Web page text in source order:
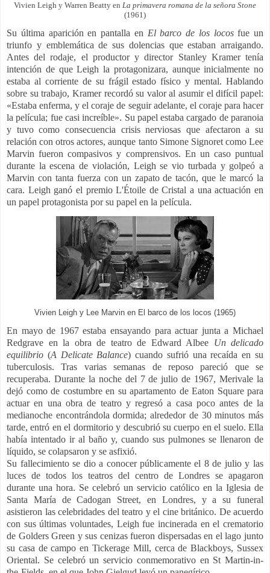
Vivien Leigh y Warren Beatty en La primavera romana de la señora Stone
(1961)
Su última aparición en pantalla en El barco de los locosfue un
triunfo y emblemática de sus dolencias que estaban arraigando.
Antes del rodaje, el productor y director Stanley Kramer tenía
intención de que Leigh la protagonizara, aunque inicialmente no
estaba al corriente de su frágil estado físico y mental.​ Hablando
sobre su trabajo, Kramer recordó su valor al asumir el difícil papel:
«Estaba enferma, y el coraje de seguir adelante, el coraje para hacer
la película; fue casi increíble». Su papel estaba cargado de paranoia
y tuvo como consecuencia crisis nerviosas que afectaron a su
relación con otros actores, aunque tanto Simone Signoret como Lee
Marvin fueron compasivos y comprensivos. En un caso puntual
durante la escena de violación, Leigh se vio turbada y golpeó a
Marvin con tanta fuerza con un zapato de tacón, que le marcó la
cara.​ Leigh ganó el premio L'Étoile de Cristal a una actuación en
un papel protagonista por su papel en la película.
Vivien Leigh y Lee Marvin en El barco de los locos (1965)
En mayo de 1967 estaba ensayando para actuar junta a Michael
Redgrave en la obra de teatro de Edward Albee Un delicado
equilibrio (A Delicate Balance) cuando sufrió una recaída en su
tuberculosis. Tras varias semanas de reposo pareció que se
recuperaba. Durante la noche del 7 de julio de 1967, Merivale la
dejó como de costumbre en su apartamento de Eaton Square para
actuar en una obra de teatro y regresó a casa poco antes de la
medianoche encontrándola dormida; alrededor de 30 minutos más
tarde, entró en el dormitorio y descubrió su cuerpo en el suelo. Ella
había intentado ir al baño y, cuando sus pulmones se llenaron de
líquido, se colapsaron y se asfixió.
Su fallecimiento se dio a conocer públicamente el 8 de julio y las
luces de todos los teatros del centro de Londres se apagaron
durante una hora. Se celebró un servicio católico en la Iglesia de
Santa María de Cadogan Street, en Londres, y a su funeral
asistieron las celebridades del teatro y el cine británico. De acuerdo
con sus últimas voluntades, Leigh fue incinerada en el crematorio
de Golders Green y sus cenizas fueron dispersadas en el lago junto
su casa de campo en Tickerage Mill, cerca de Blackboys, Sussex
Oriental. Se celebró un servicio conmemorativo en St Martin-in-